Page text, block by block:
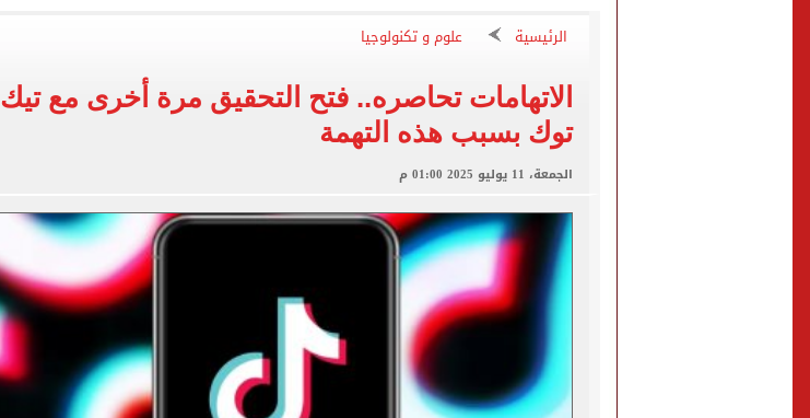
عبد الله السعيد يواصل الغياب عن معسكر الزمالك بالعاصمة الجديدة
برنامج غذائى خاص للاعبى الأهلي فى معسكر إسبانيا
شيكو بانزا يخطر الزمالك بالعودة إلى القاهرة 15 أغسطس
رسميا.. اتحاد الكرة يعلن استضافة مصر بطولة أمم أفريقيا تحت 23 سنة
الرئيسية علوم و تكنولوجيا
الاتهامات تحاصره.. فتح التحقيق مرة أخرى مع تيك
توك بسبب هذه التهمة
الجمعة، 11 يوليو 2025 01:00 م